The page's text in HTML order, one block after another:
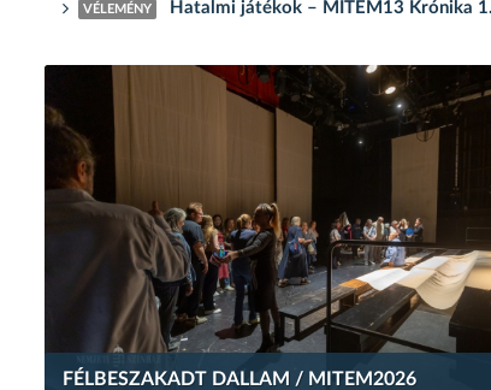
VÉLEMÉNY Hatalmi játékok – MITEM13 Krónika
FÉLBESZAKADT DALLAM / MITEM2026